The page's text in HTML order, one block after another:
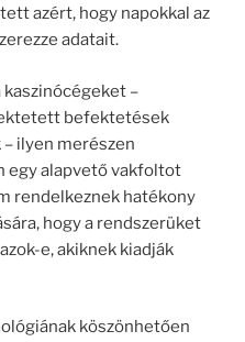
azért, hogy napokkal az
adatait.
kaszinócégeket –
befektetések
ilyen merészen
egy alapvető vakfoltot
rendelkeznek hatékony
hogy a rendszerüket
e, akiknek kiadják
köszönhetően